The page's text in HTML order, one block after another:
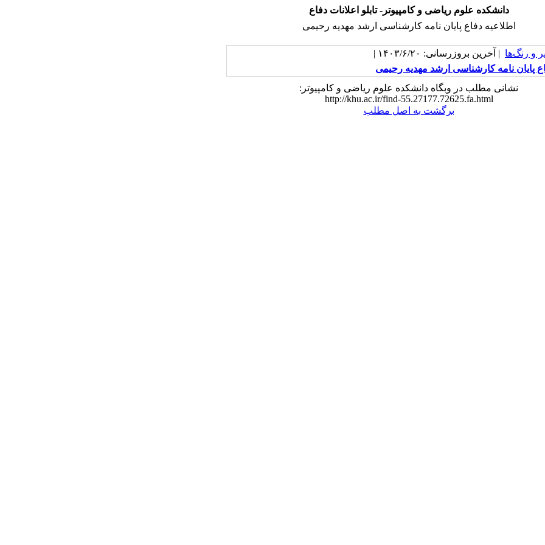
دانشکده علوم ریاضی و کامپیوتر- تابلو اعلانات دفاع
اطلاعیه دفاع پایان نامه کارشناسی ارشد مهدیه رحیمی
و رنگ‌ها | آخرین بروزرسانی: ۱۴۰۳/۶/۲۰ |
پایان نامه کارشناسی ارشد مهدیه رحیمی
نشانی مطلب در وبگاه دانشکده علوم ریاضی و کامپیوتر:
http://khu.ac.ir/find-55.27177.72625.fa.html
برگشت به اصل مطلب